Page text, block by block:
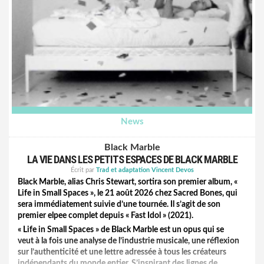
News
Black Marble
LA VIE DANS LES PETITS ESPACES DE BLACK MARBLE
Écrit par Trad et adaptation Vincent Devos
Black Marble, alias Chris Stewart, sortira son premier album, «
Life in Small Spaces », le 21 août 2026 chez Sacred Bones, qui
sera immédiatement suivie d’une tournée. Il s’agit de son
premier elpee complet depuis « Fast Idol » (2021).
« Life in Small Spaces » de Black Marble est un opus qui se
veut à la fois une analyse de l’industrie musicale, une réflexion
sur l’authenticité et une lettre adressée à tous les créateurs